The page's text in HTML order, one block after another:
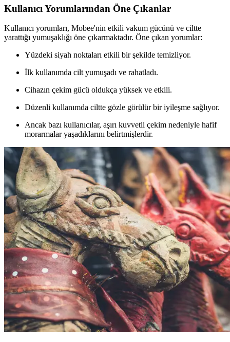
Kullanıcı Yorumlarından Öne Çıkanlar
Kullanıcı yorumları, Mobee'nin etkili vakum gücünü ve ciltte
yarattığı yumuşaklığı öne çıkarmaktadır. Öne çıkan yorumlar:
Yüzdeki siyah noktaları etkili bir şekilde temizliyor.
İlk kullanımda cilt yumuşadı ve rahatladı.
Cihazın çekim gücü oldukça yüksek ve etkili.
Düzenli kullanımda ciltte gözle görülür bir iyileşme sağlıyor.
Ancak bazı kullanıcılar, aşırı kuvvetli çekim nedeniyle hafif
morarmalar yaşadıklarını belirtmişlerdir.